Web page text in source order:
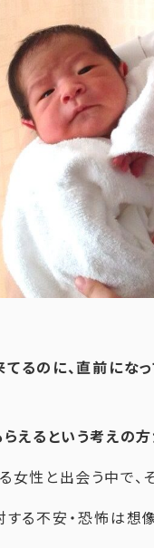
るのに、直前にな
えるという考えの
女性と出会う中で、
る不安・恐怖は想